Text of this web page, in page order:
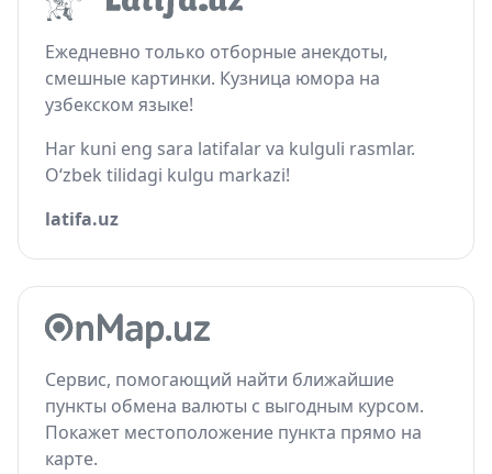
Ежедневно только отборные анекдоты,
смешные картинки. Кузница юмора на
узбекском языке!
Har kuni eng sara latifalar va kulguli rasmlar.
O‘zbek tilidagi kulgu markazi!
latifa.uz
Сервис, помогающий найти ближайшие
пункты обмена валюты с выгодным курсом.
Покажет местоположение пункта прямо на
карте.